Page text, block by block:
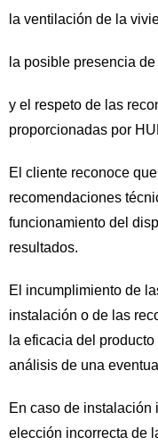
la ventilación de la
la posible presencia
y el respeto de las
proporcionadas por
El cliente reconoce
recomendaciones
funcionamiento del
resultados.
El incumplimiento de
instalación o de las
la eficacia del
análisis de una
En caso de instalación
elección incorrecta de